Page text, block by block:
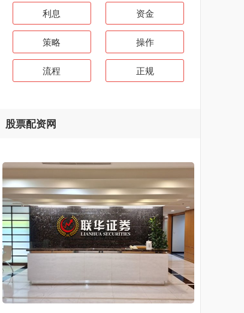
利息 资金
策略 操作
流程 正规
股票配资网